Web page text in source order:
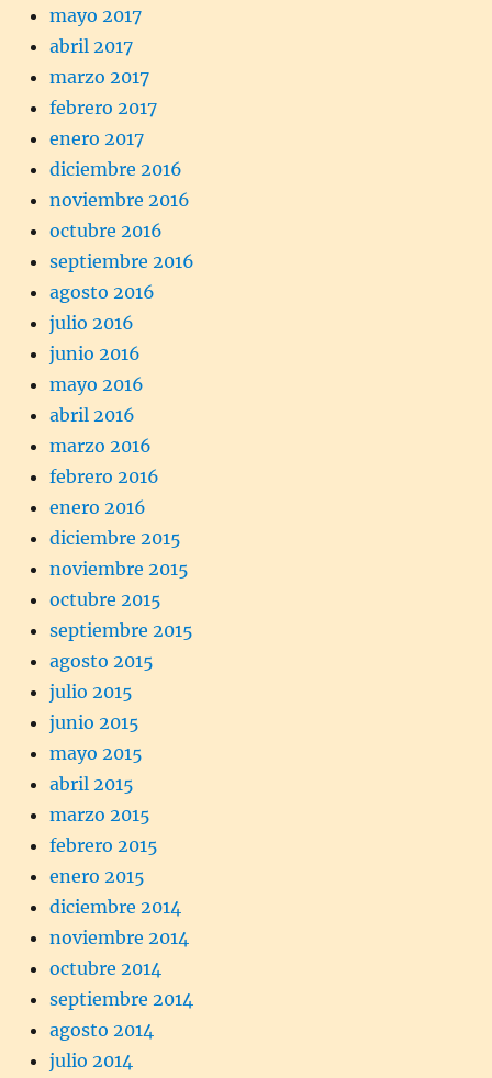
mayo 2017
abril 2017
marzo 2017
febrero 2017
enero 2017
diciembre 2016
noviembre 2016
octubre 2016
septiembre 2016
agosto 2016
julio 2016
junio 2016
mayo 2016
abril 2016
marzo 2016
febrero 2016
enero 2016
diciembre 2015
noviembre 2015
octubre 2015
septiembre 2015
agosto 2015
julio 2015
junio 2015
mayo 2015
abril 2015
marzo 2015
febrero 2015
enero 2015
diciembre 2014
noviembre 2014
octubre 2014
septiembre 2014
agosto 2014
julio 2014